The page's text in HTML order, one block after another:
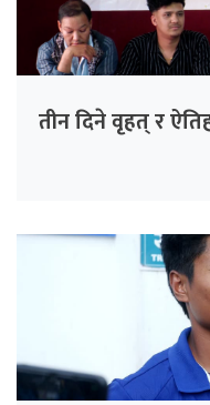
तीन दिने वृहत् र